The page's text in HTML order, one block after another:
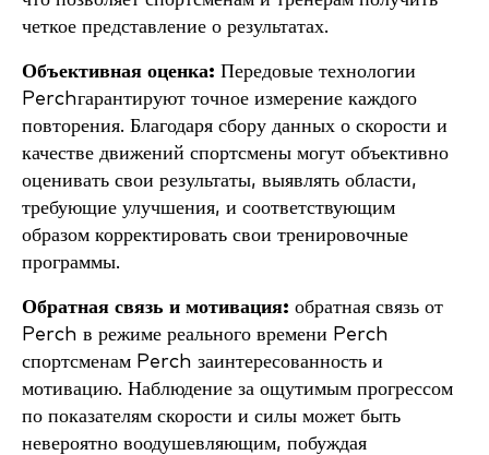
четкое представление о результатах.
Объективная оценка: Передовые технологии
Perchгарантируют точное измерение каждого
повторения. Благодаря сбору данных о скорости и
качестве движений спортсмены могут объективно
оценивать свои результаты, выявлять области,
требующие улучшения, и соответствующим
образом корректировать свои тренировочные
программы.
Обратная связь и мотивация: обратная связь от
Perch в режиме реального времени Perch
спортсменам Perch заинтересованность и
мотивацию. Наблюдение за ощутимым прогрессом
по показателям скорости и силы может быть
невероятно воодушевляющим, побуждая